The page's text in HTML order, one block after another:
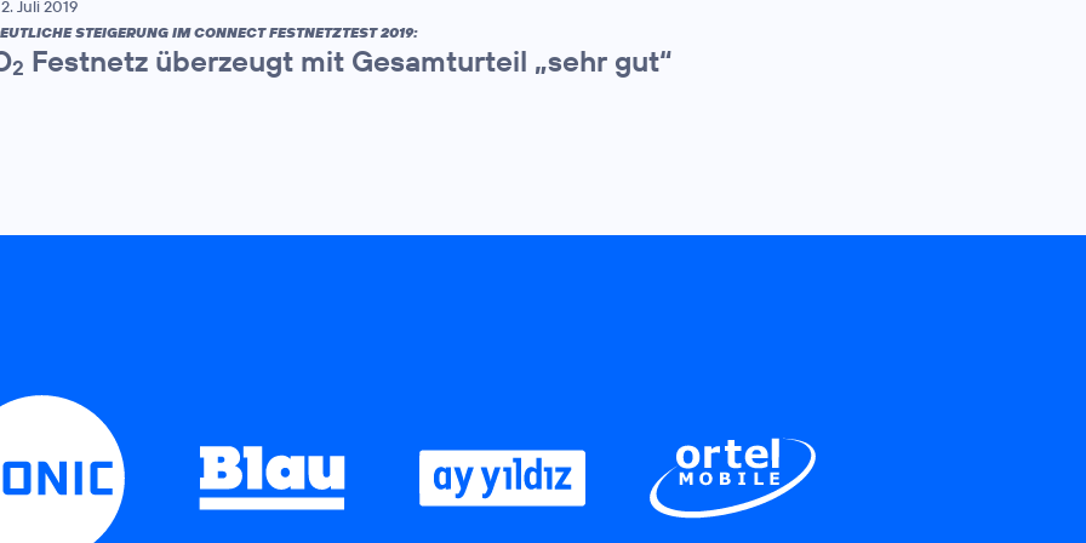
Juli 2019
STEIGERUNG IM CONNECT FESTNETZTEST 2019:
2 Festnetz überzeugt mit Gesamturteil „sehr gut“